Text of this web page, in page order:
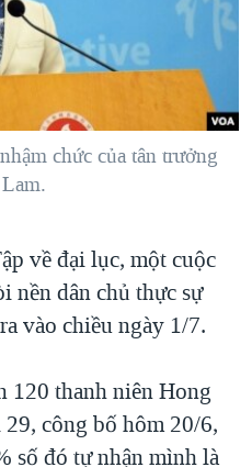
chức của tân trưởng
về đại lục, một cuộc
nền dân chủ thực sự
vào chiều ngày 1/7.
120 thanh niên Hong
công bố hôm 20/6,
số đó tự nhận mình là